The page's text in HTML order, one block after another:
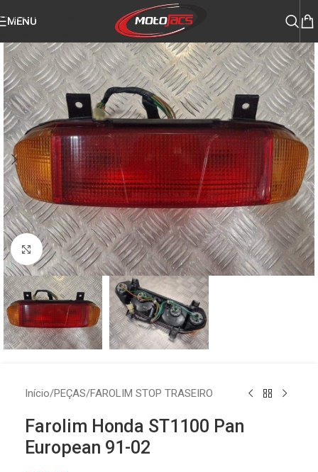
Skip to navigation
MENU
Click to enlarge
Início/PEÇAS/FAROLIM STOP TRASEIRO
Farolim Honda ST1100 Pan
European 91-02